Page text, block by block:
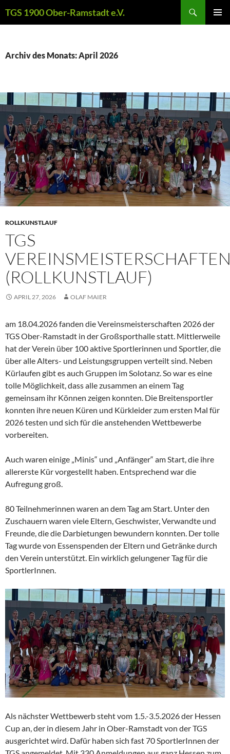
Inhalt
TGS 1900 Ober-Ramstadt e.V.
Archiv des Monats: April 2026
ROLLKUNSTLAUF
TGS
(ROLLKUNSTLAUF)
APRIL 27, 2026 OLAF MAIER
am 18.04.2026 fanden die Vereinsmeisterschaften 2026 der
TGS Ober-Ramstadt in der Großsporthalle statt. Mittlerweile
hat der Verein über 100 aktive Sportlerinnen und Sportler, die
über alle Alters- und Leistungsgruppen verteilt sind. Neben
Kürlaufen gibt es auch Gruppen im Solotanz. So war es eine
tolle Möglichkeit, dass alle zusammen an einem Tag
gemeinsam ihr Können zeigen konnten. Die Breitensportler
konnten ihre neuen Küren und Kürkleider zum ersten Mal für
2026 testen und sich für die anstehenden Wettbewerbe
vorbereiten.
Auch waren einige „Minis“ und „Anfänger“ am Start, die ihre
allererste Kür vorgestellt haben. Entsprechend war die
Aufregung groß.
80 Teilnehmerinnen waren an dem Tag am Start. Unter den
Zuschauern waren viele Eltern, Geschwister, Verwandte und
Freunde, die die Darbietungen bewundern konnten. Der tolle
Tag wurde von Essenspenden der Eltern und Getränke durch
den Verein unterstützt. Ein wirklich gelungener Tag für die
SportlerInnen.
Als nächster Wettbewerb steht vom 1.5.-3.5.2026 der Hessen
Cup an, der in diesem Jahr in Ober-Ramstadt von der TGS
ausgerichtet wird. Dafür haben sich fast 70 SportlerInnen der